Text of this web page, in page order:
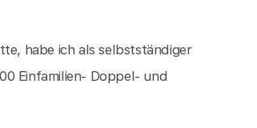
habe ich als selbstständiger
Einfamilien- Doppel- und